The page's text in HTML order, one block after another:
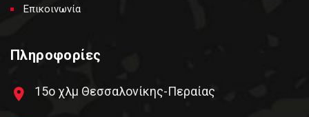
Επικοινωνία
Πληροφορίες
15ο χλμ Θεσσαλονίκης-Περαίας